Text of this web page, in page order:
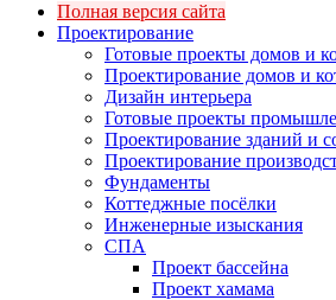
Полная версия сайта
Проектирование
Готовые проекты домов и
Проектирование домов и
Дизайн интерьера
Готовые проекты
Проектирование зданий и
Проектирование
Фундаменты
Коттеджные посёлки
Инженерные изыскания
СПА
Проект бассейна
Проект хамама